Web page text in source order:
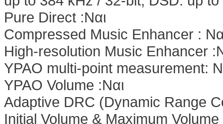
Pure Direct :Nαι
Compressed Music Enhancer :
High-resolution Music Enhancer
YPAO multi-point measurement:
YPAO Volume :Nαι
Adaptive DRC (Dynamic Range
Initial Volume & Maximum Volume